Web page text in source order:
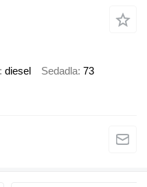
diesel Sedadla 73